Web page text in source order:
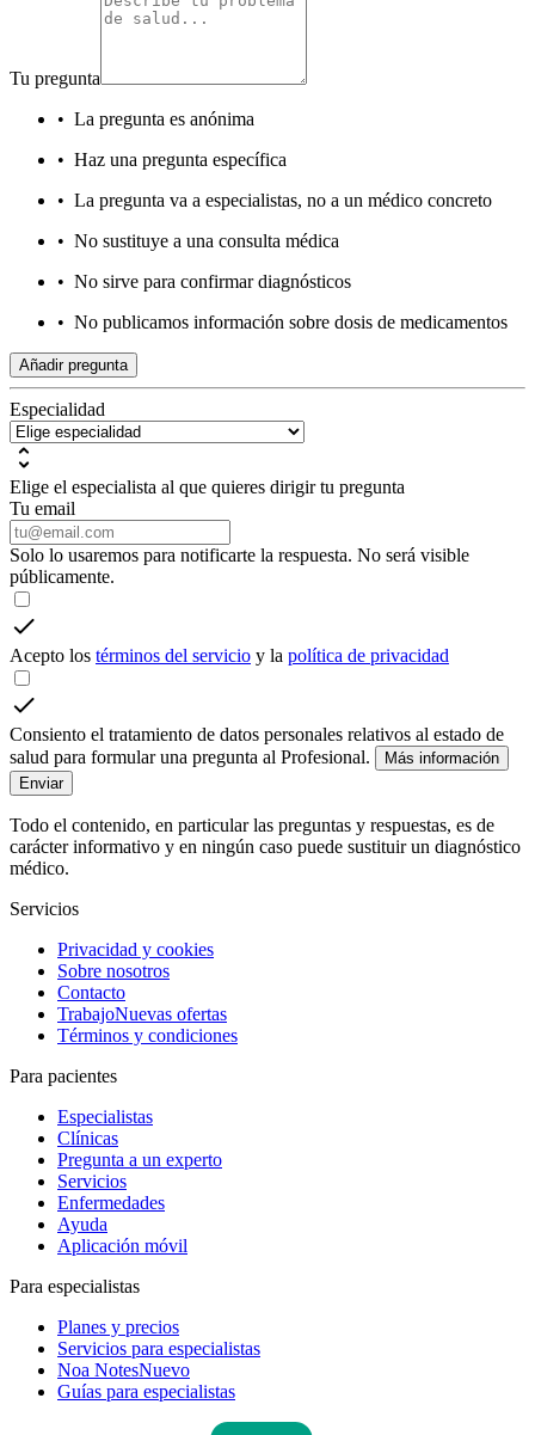
Tu pregunta
• La pregunta es anónima
• Haz una pregunta específica
• La pregunta va a especialistas, no a un médico concreto
• No sustituye a una consulta médica
• No sirve para confirmar diagnósticos
• No publicamos información sobre dosis de medicamentos
Añadir pregunta
Especialidad
Elige el especialista al que quieres dirigir tu pregunta
Tu email
Solo lo usaremos para notificarte la respuesta. No será visible
públicamente.
Acepto los términos del servicio y la política de privacidad
Consiento el tratamiento de datos personales relativos al estado de
salud para formular una pregunta al Profesional.
Más información
Enviar
Todo el contenido, en particular las preguntas y respuestas, es de
carácter informativo y en ningún caso puede sustituir un diagnóstico
médico.
Servicios
Privacidad y cookies
Sobre nosotros
Contacto
TrabajoNuevas ofertas
Términos y condiciones
Para pacientes
Especialistas
Clínicas
Pregunta a un experto
Servicios
Enfermedades
Ayuda
Aplicación móvil
Para especialistas
Planes y precios
Servicios para especialistas
Noa NotesNuevo
Guías para especialistas